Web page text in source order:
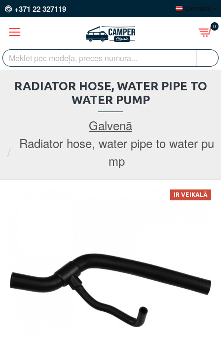
+371 22 327119 LATVIEŠU
0
Galvenā
Radiator hose, water pipe to water pu
mp
RADIATOR HOSE, WATER PIPE TO
WATER PUMP
IR VEIKALĀ